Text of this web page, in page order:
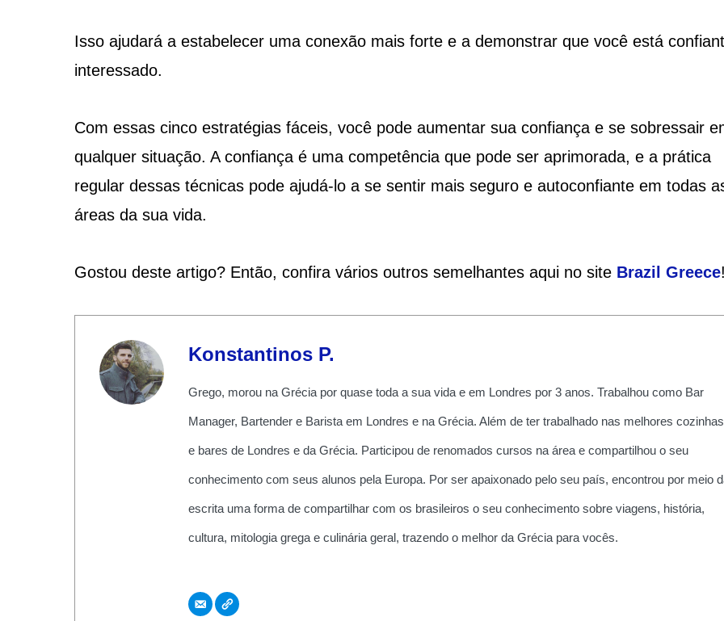
Isso ajudará a estabelecer uma conexão mais forte e a demonstrar que você está
interessado.
Com essas cinco estratégias fáceis, você pode aumentar sua confiança e se sobressair
qualquer situação. A confiança é uma competência que pode ser aprimorada, e a prática
regular dessas técnicas pode ajudá-lo a se sentir mais seguro e autoconfiante em todas
áreas da sua vida.
Gostou deste artigo? Então, confira vários outros semelhantes aqui no site Brazil Greece
Konstantinos P.
Grego, morou na Grécia por quase toda a sua vida e em Londres por 3 anos. Trabalhou como Bar
Manager, Bartender e Barista em Londres e na Grécia. Além de ter trabalhado nas melhores cozinhas
e bares de Londres e da Grécia. Participou de renomados cursos na área e compartilhou o seu
conhecimento com seus alunos pela Europa. Por ser apaixonado pelo seu país, encontrou por meio
escrita uma forma de compartilhar com os brasileiros o seu conhecimento sobre viagens, história,
cultura, mitologia grega e culinária geral, trazendo o melhor da Grécia para vocês.